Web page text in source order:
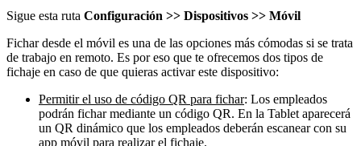
Sigue esta ruta Configuración >> Dispositivos >> Móvil
Fichar desde el móvil es una de las opciones más cómodas si se trata
de trabajo en remoto. Es por eso que te ofrecemos dos tipos de
fichaje en caso de que quieras activar este dispositivo:
Permitir el uso de código QR para fichar: Los empleados
podrán fichar mediante un código QR. En la Tablet aparecerá
un QR dinámico que los empleados deberán escanear con su
app móvil para realizar el fichaje.